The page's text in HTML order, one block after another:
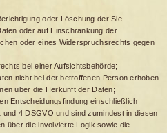
oder Löschung der Sie
oder auf Einschränkung der
oder eines Widerspruchsrechts gegen
bei einer Aufsichtsbehörde;
nicht bei der betroffenen Person erhoben
über die Herkunft der Daten;
Entscheidungsfindung einschließlich
4 DSGVO und sind zumindest in diesen
über die involvierte Logik sowie die